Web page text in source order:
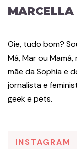
Oie, tudo bom?
Má, Mar ou
mãe da Sophia e
jornalista e
geek e pets.
INSTAGRAM